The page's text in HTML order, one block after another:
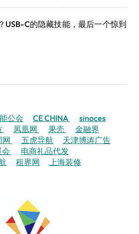
USB-C的隐藏技能，最后一个惊到
公会 CE CHINA
sinoces
凤凰网 果壳
金融界
网 五虎导航
天津博涛广告
会
电商礼品代发
租界网 上海装修